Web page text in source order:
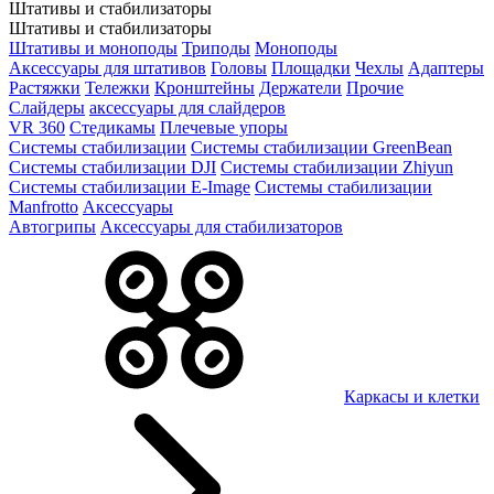
Штативы и стабилизаторы
Штативы и стабилизаторы
Штативы и моноподы Триподы Моноподы
Аксессуары для штативов Головы Площадки Чехлы Адаптеры
Растяжки Тележки Кронштейны Держатели Прочие
Слайдеры аксессуары для слайдеров
VR 360 Стедикамы Плечевые упоры
Системы стабилизации Системы стабилизации GreenBean
Системы стабилизации DJI Системы стабилизации Zhiyun
Системы стабилизации E-Image Системы стабилизации
Manfrotto Аксессуары
Автогрипы Аксессуары для стабилизаторов
Каркасы и клетки